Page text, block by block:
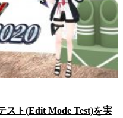
スト(Edit Mode Test)を実